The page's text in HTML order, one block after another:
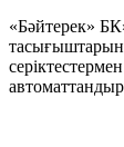
«Бәйтерек»
тасығыштарын